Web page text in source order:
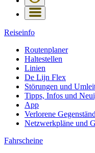
Reiseinfo
Routenplaner
Haltestellen
Linien
De Lijn Flex
Störungen und
Tipps, Infos und
App
Verlorene
Netzwerkpläne und
Fahrscheine